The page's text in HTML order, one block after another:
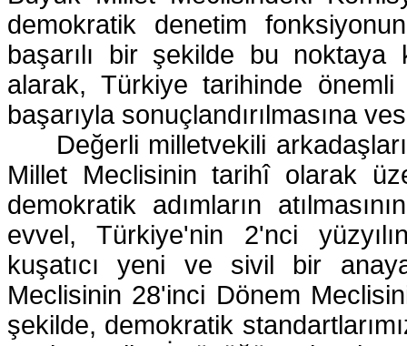
demokratik denetim
başarılı bir şekilde bu
alarak, Türkiye tarihinde önemli
başarıyla sonuçlandırılmasına
Değerli milletvekili
Millet Meclisinin tarihî olarak
demokratik adımların
evvel, Türkiye'nin 2'nci
kuşatıcı yeni ve sivil bir
Meclisinin 28'inci Dönem
şekilde, demokratik